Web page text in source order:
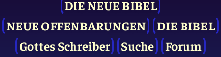
DIE NEUE BIBEL
NEUE OFFENBARUNGEN
DIE BIBEL
Gottes Schreiber
Suche
Forum